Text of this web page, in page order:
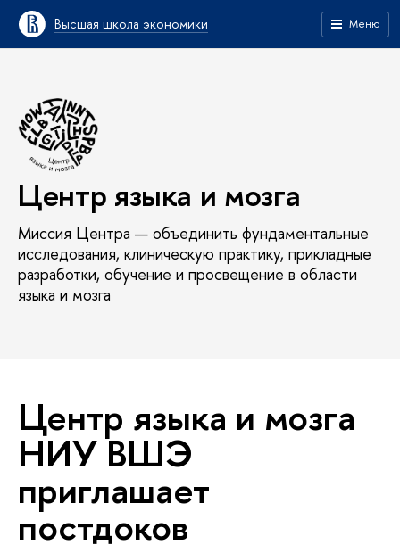
Высшая школа экономики Меню
Центр языка и мозга
Миссия Центра — объединить фундаментальные
исследования, клиническую практику, прикладные
разработки, обучение и просвещение в области
языка и мозга
Центр языка и мозга
НИУ ВШЭ
приглашает
постдоков